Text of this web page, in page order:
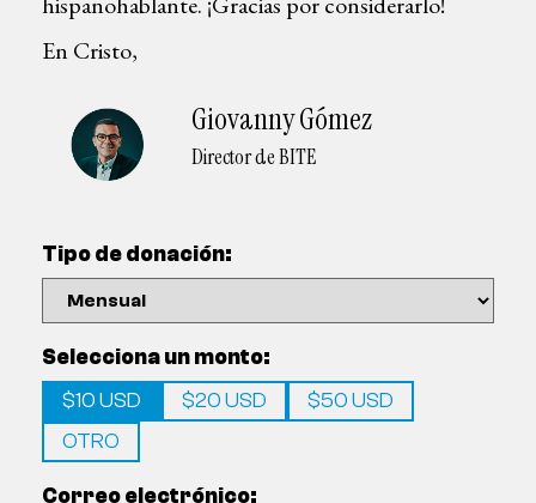
En Cristo,
Giovanny Gómez
Director de BITE
Tipo de donación:
Selecciona un monto:
$10 USD
$20 USD
$50 USD
OTRO
Correo electrónico: